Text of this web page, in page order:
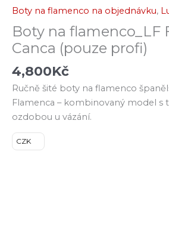
Boty na flamenco na objednávku,
Boty na flamenco_LF
Canca (pouze profi)
4,800Kč
Ručně šité boty na flamenco
Flamenca – kombinovaný model s
ozdobou u vázání.
CZK